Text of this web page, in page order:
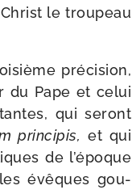
le trou­peau
pré­ci­sion,
du Pape et celui
qui seront
prin­ci­pis, et qui
de l’époque
évêques gou­